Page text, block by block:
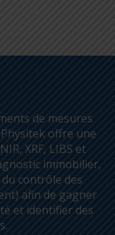
de mesures
offre une
XRF, LIBS et
immobilier,
contrôle des
afin de gagner
et identifier des